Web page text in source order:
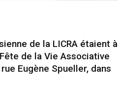
de la LICRA étaient à
de la Vie Associative
Eugène Spueller, dans